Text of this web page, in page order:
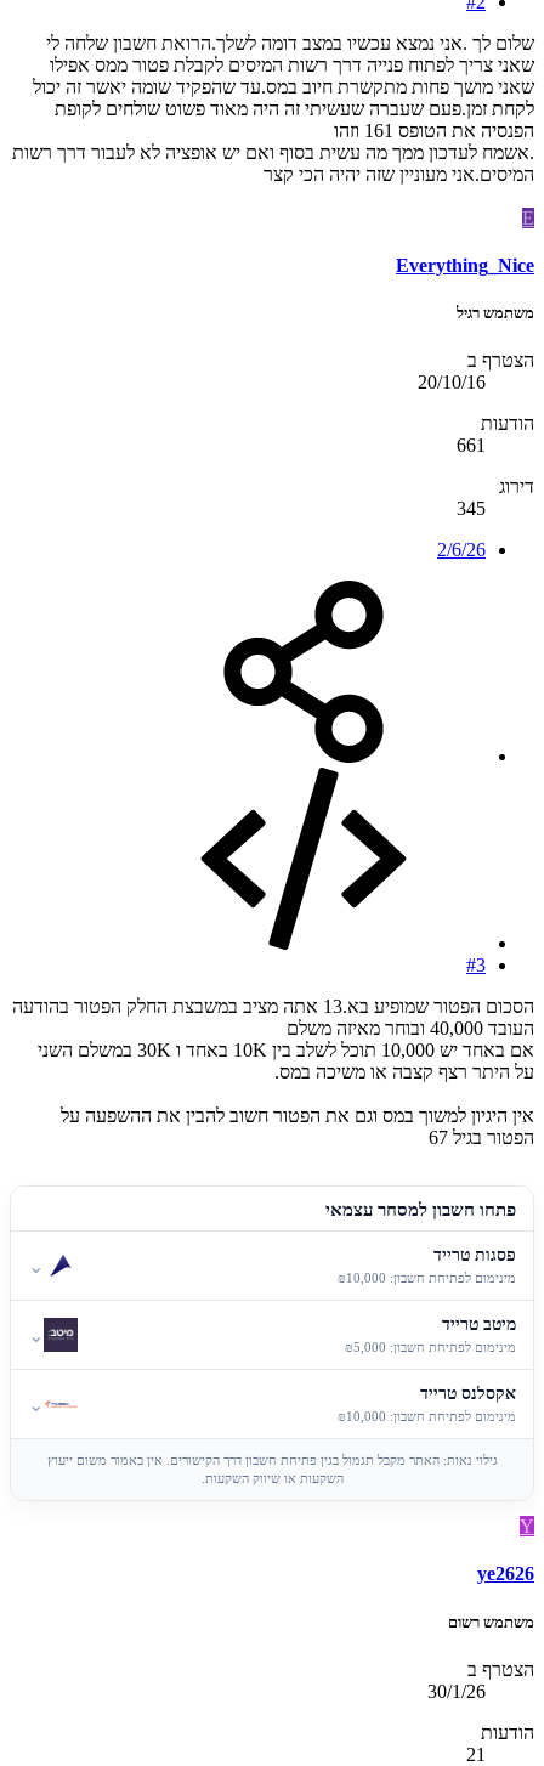
שלום לך .אני נמצא עכשיו במצב דומה לשלך.הרואת חשבון שלחה לי
שאני צריך לפתוח פנייה דרך רשות המיסים לקבלת פטור ממס אפילו
שאני מושך פחות מתקשרת חיוב במס.עד שהפקיד שומה יאשר זה יכול
לקחת זמן.פעם שעברה שעשיתי זה היה מאוד פשוט שולחים לקופת
הפנסיה את הטופס 161 וזהו
.אשמח לעדכון ממך מה עשית בסוף ואם יש אופציה לא לעבור דרך רשות
המיסים.אני מעוניין שזה יהיה הכי קצר
E
Everything_Nice
משתמש רגיל
הצטרף ב
20/10/16
הודעות
661
דירוג
345
2/6/26
#3
הסכום הפטור שמופיע בא.13 אתה מציב במשבצת החלק הפטור בהודעה
העובד 40,000 ובוחר מאיזה משלם
אם באחד יש 10,000 תוכל לשלב בין 10K באחד ו 30K במשלם השני
על היתר רצף קצבה או משיכה במס.
אין היגיון למשוך במס וגם את הפטור חשוב להבין את ההשפעה על
הפטור בגיל 67
פתחו חשבון למסחר עצמאי
פסגות טרייד
מינימום לפתיחת חשבון: ₪10,000
⌄
מיטב טרייד
מינימום לפתיחת חשבון: ₪5,000
⌄
אקסלנס טרייד
מינימום לפתיחת חשבון: ₪10,000
⌄
גילוי נאות: האתר מקבל תגמול בגין פתיחת חשבון דרך הקישורים. אין באמור משום ייעוץ
השקעות או שיווק השקעות.
Y
ye2626
משתמש רשום
הצטרף ב
30/1/26
הודעות
21